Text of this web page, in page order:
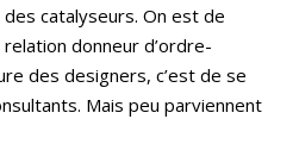
catalyseurs. On est de
donneur d’ordre-
des designers, c’est de se
Mais peu parviennent